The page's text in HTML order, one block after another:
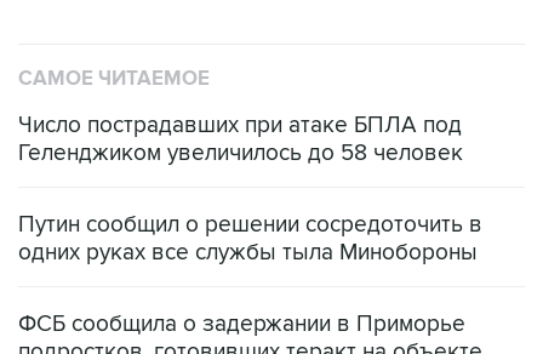
САМОЕ ЧИТАЕМОЕ
Число пострадавших при атаке БПЛА под
Геленджиком увеличилось до 58 человек
Путин сообщил о решении сосредоточить в
одних руках все службы тыла Минобороны
ФСБ сообщила о задержании в Приморье